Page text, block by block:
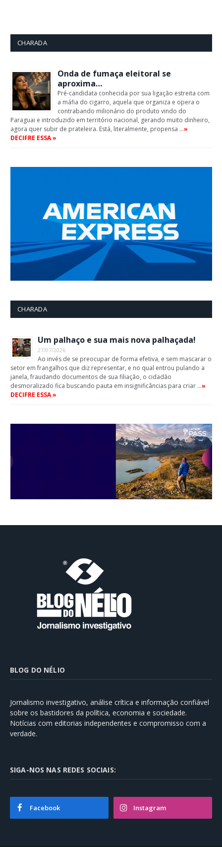
CHARADA
Onda de fumaça eleitoral se
aproxima…
Pré-candidata conhecida por sua ligação estreita com
a máfia do cigarro, aquela que organiza e opera o
contrabando milionário do produto vindo do
Paraguai e introduzido em território nacional, gerando muito dinheiro,
agora quer subir de prateleira. Está, literalmente, propensa …»
DECIFRE ESSA »
CHARADA
Um palhaço e sua mais nova palhaçada!
27/07/2026
Ao invés de se preocupar de forma efetiva, e sem mascarar o
setor em frangalhos que diz representar, e no qual entrou pulando a
janela, fraudando documentos de sua filiação, o cidadão
desmoralizado fica buscando pauta em insignificâncias para criar …»
DECIFRE ESSA »
BLOG DO NÉLIO
Jornalismo investigativo, análise crítica e informação confiável
sobre os bastidores da política, economia e sociedade.
Notícias com editorias independentes e compromisso com a
verdade.
SIGA-NOS NAS REDES SOCIAIS:
Facebook Instagram